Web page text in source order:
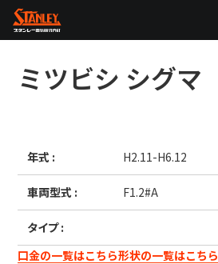
企業情報
テクノロジー
サステナビリティ
株主・投資家情報
ミツビシ シグマ
年式 : H2.11-H6.12
車両型式 : F1.2#A
タイプ :
口金の一覧はこちら形状の一覧はこちら